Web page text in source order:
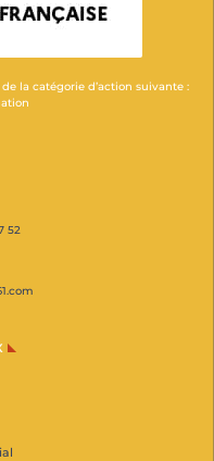
la catégorie d’action suivante :
52